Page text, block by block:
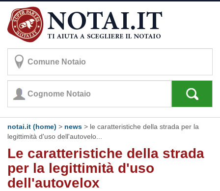
notai.it (home) > news > le caratteristiche della strada per la
legittimità d'uso dell'autovelo...
Le caratteristiche della strada
per la legittimità d'uso
dell'autovelox